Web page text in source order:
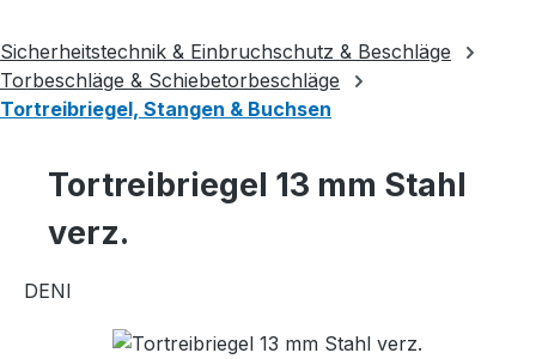
Sicherheitstechnik & Einbruchschutz & Beschläge
Torbeschläge & Schiebetorbeschläge
Tortreibriegel, Stangen & Buchsen
Tortreibriegel 13 mm Stahl
verz.
DENI
Bildergalerie überspringen